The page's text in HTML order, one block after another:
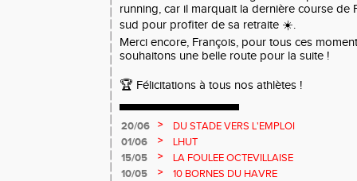
running, car il marquait la dernière course de
sud pour profiter de sa retraite ☀️.
Merci encore, François, pour tous ces
souhaitons une belle route pour la suite !
🏆 Félicitations à tous nos athlètes !
20/06 >
DU STADE VERS L'EMPLOI
01/06
>
LHUT
15/05
>
LA FOULEE OCTEVILLAISE
10/05
>
10 BORNES DU HAVRE